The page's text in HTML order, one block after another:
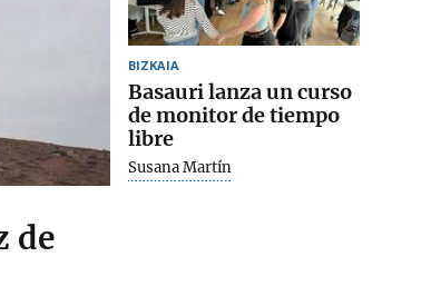
de
BIZKAIA
Basauri lanza un curso
de monitor de tiempo
libre
Susana Martín